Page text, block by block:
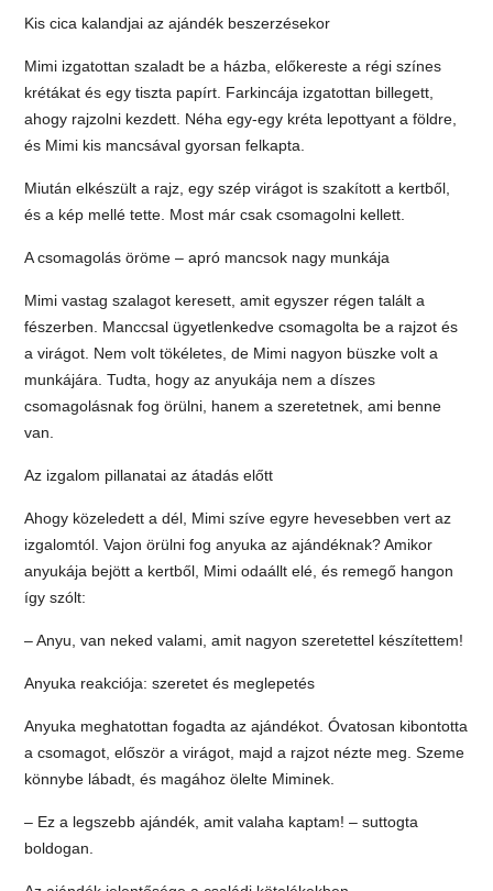
Kis cica kalandjai az ajándék beszerzésekor
Mimi izgatottan szaladt be a házba, előkereste a régi színes
krétákat és egy tiszta papírt. Farkincája izgatottan billegett,
ahogy rajzolni kezdett. Néha egy-egy kréta lepottyant a földre,
és Mimi kis mancsával gyorsan felkapta.
Miután elkészült a rajz, egy szép virágot is szakított a kertből,
és a kép mellé tette. Most már csak csomagolni kellett.
A csomagolás öröme – apró mancsok nagy munkája
Mimi vastag szalagot keresett, amit egyszer régen talált a
fészerben. Manccsal ügyetlenkedve csomagolta be a rajzot és
a virágot. Nem volt tökéletes, de Mimi nagyon büszke volt a
munkájára. Tudta, hogy az anyukája nem a díszes
csomagolásnak fog örülni, hanem a szeretetnek, ami benne
van.
Az izgalom pillanatai az átadás előtt
Ahogy közeledett a dél, Mimi szíve egyre hevesebben vert az
izgalomtól. Vajon örülni fog anyuka az ajándéknak? Amikor
anyukája bejött a kertből, Mimi odaállt elé, és remegő hangon
így szólt:
– Anyu, van neked valami, amit nagyon szeretettel készítettem!
Anyuka reakciója: szeretet és meglepetés
Anyuka meghatottan fogadta az ajándékot. Óvatosan kibontotta
a csomagot, először a virágot, majd a rajzot nézte meg. Szeme
könnybe lábadt, és magához ölelte Miminek.
– Ez a legszebb ajándék, amit valaha kaptam! – suttogta
boldogan.